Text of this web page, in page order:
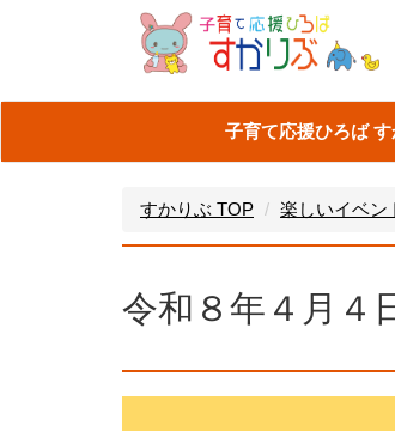
子育て応援ひろば
すかりぶ TOP 楽しいイベン
令和８年４月